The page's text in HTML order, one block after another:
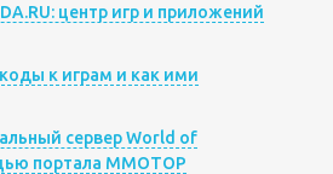
центр игр и приложений
к играм и как ими
сервер World of
портала MMOTOP